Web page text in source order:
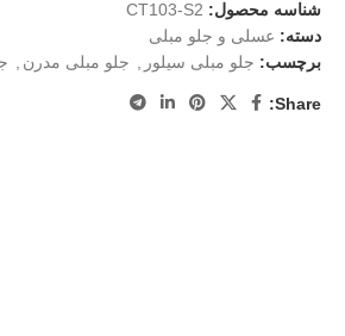
شناسه محصول: CT103-S2
دسته: عسلی و جلو مبلی
برچسب: جلو مبلی سیلور جلو مبلی مدرن
Share: